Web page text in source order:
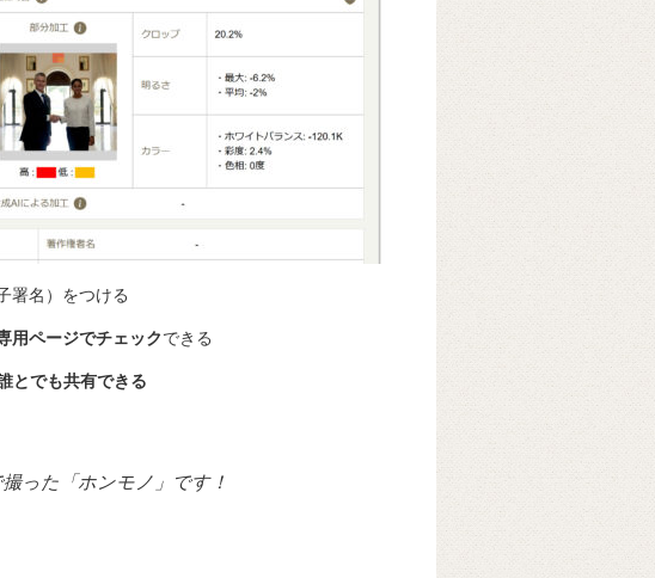
署名）をつける
用ページでチェックできる
とでも共有できる
った「ホンモノ」です！